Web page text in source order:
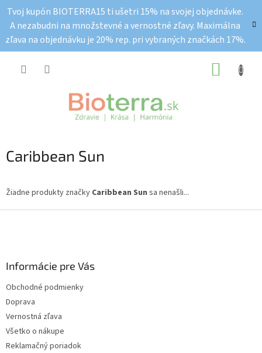
obsah
Tvoj kupón BIOTERRA15 ti ušetri 15% na svojej objednávke.
A nezabudni na množstevné a vernostné zľavy. Maximálna
zľava na objednávku je 20% rep. pri vybraných značkách 17%.
Caribbean Sun
Žiadne produkty značky Caribbean Sun sa nenašli...
Informácie pre Vás
Obchodné podmienky
Doprava
Vernostná zľava
Všetko o nákupe
Reklamačný poriadok